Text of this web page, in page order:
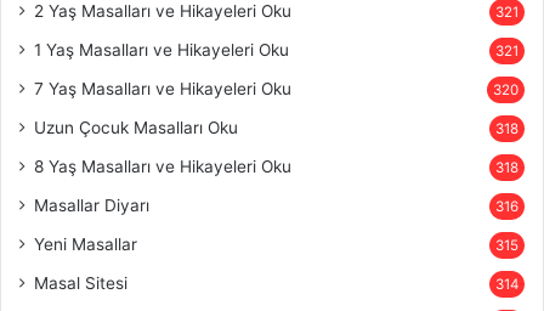
2 Yaş Masalları ve Hikayeleri Oku 321
1 Yaş Masalları ve Hikayeleri Oku 321
7 Yaş Masalları ve Hikayeleri Oku 320
Uzun Çocuk Masalları Oku 318
8 Yaş Masalları ve Hikayeleri Oku 318
Masallar Diyarı 316
Yeni Masallar 315
Masal Sitesi 314